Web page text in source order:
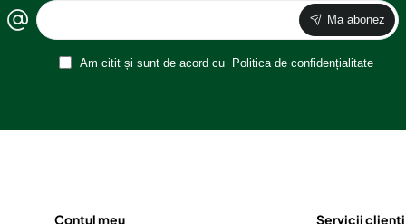
Ma abonez
Am citit și sunt de acord cu Politica de confidențialitate
Contul meu Servicii clienti